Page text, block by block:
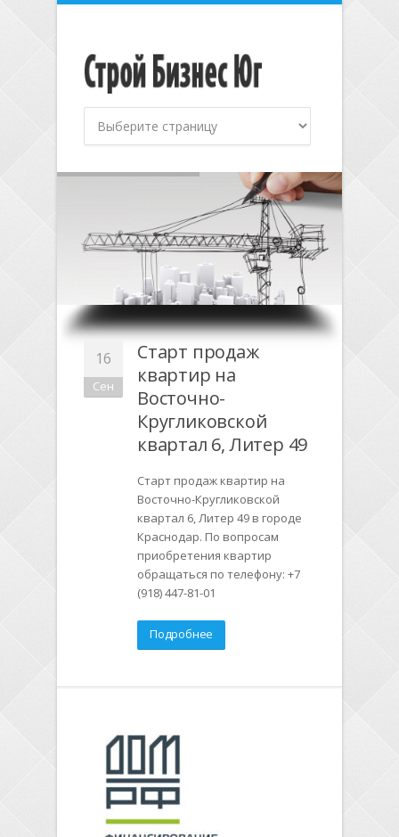
16
Сен
Старт продаж
квартир на
Восточно-
Кругликовской
квартал 6, Литер 49
Старт продаж квартир на
Восточно-Кругликовской
квартал 6, Литер 49 в городе
Краснодар. По вопросам
приобретения квартир
обращаться по телефону: +7
(918) 447-81-01
Подробнее